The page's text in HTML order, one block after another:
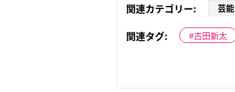
関連カテゴリー:
芸能
関連タグ: 古田新太